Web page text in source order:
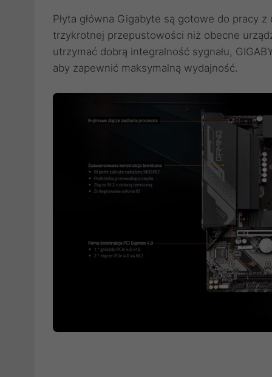
Płyta główna Gigabyte są gotowe do pracy
trzykrotnej przepustowości niż obecne
utrzymać dobrą integralność sygnału,
aby zapewnić maksymalną wydajność.